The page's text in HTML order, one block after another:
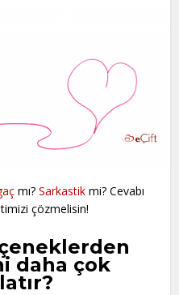
mı? Sarkastikmi? Cevabı
çözmelisin!
daha çok